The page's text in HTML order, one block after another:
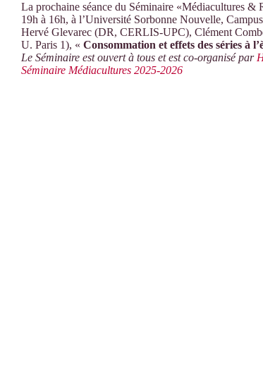
La prochaine séance du Séminaire «Médiacultures &
19h à 16h, à l’Université Sorbonne Nouvelle,
Hervé Glevarec (DR, CERLIS-UPC), Clément
U. Paris 1), « Consommation et effets des séries à
Le Séminaire est ouvert à tous et est co-organisé par
Séminaire Médiacultures 2025-2026